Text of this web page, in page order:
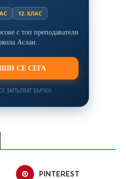
12. КЛАС
с топ преподаватели
Аслан.
СЕ СЕГА
ЗАПЪЛВАТ БЪРЗО!
PINTEREST